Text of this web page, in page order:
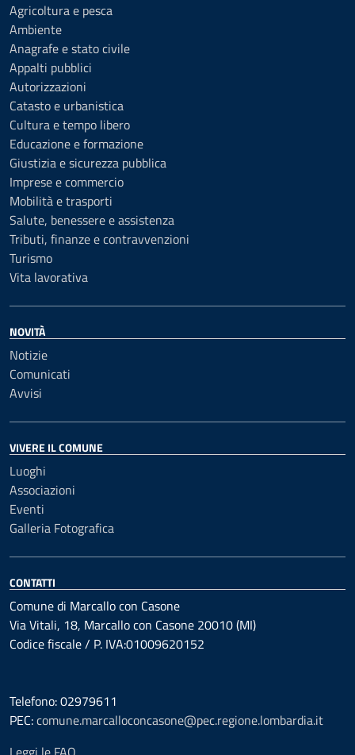
Agricoltura e pesca
Ambiente
Anagrafe e stato civile
Appalti pubblici
Autorizzazioni
Catasto e urbanistica
Cultura e tempo libero
Educazione e formazione
Giustizia e sicurezza pubblica
Imprese e commercio
Mobilità e trasporti
Salute, benessere e assistenza
Tributi, finanze e contravvenzioni
Turismo
Vita lavorativa
NOVITÀ
Notizie
Comunicati
Avvisi
VIVERE IL COMUNE
Luoghi
Associazioni
Eventi
Galleria Fotografica
CONTATTI
Comune di Marcallo con Casone
Via Vitali, 18, Marcallo con Casone 20010 (MI)
Codice fiscale / P. IVA:01009620152
Telefono: 02979611
PEC:comune.marcalloconcasone@pec.regione.lombardia.it